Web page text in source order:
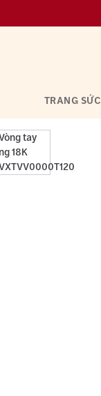
TRANG SỨC